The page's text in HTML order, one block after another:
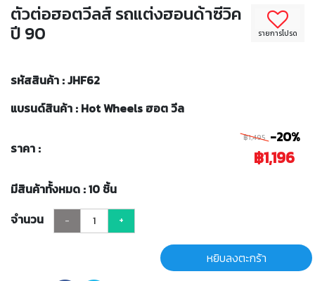
รายการโปรด
ตัวต่อฮอตวีลส์ รถแต่งฮอนด้าซีวิค
ปี 90
รหัสสินค้า : JHF62
แบรนด์สินค้า : Hot Wheels ฮอต วีล
ราคา :
฿1,495 -20%
฿1,196
มีสินค้าทั้งหมด : 10 ชิ้น
จำนวน
- +
หยิบลงตะกร้า